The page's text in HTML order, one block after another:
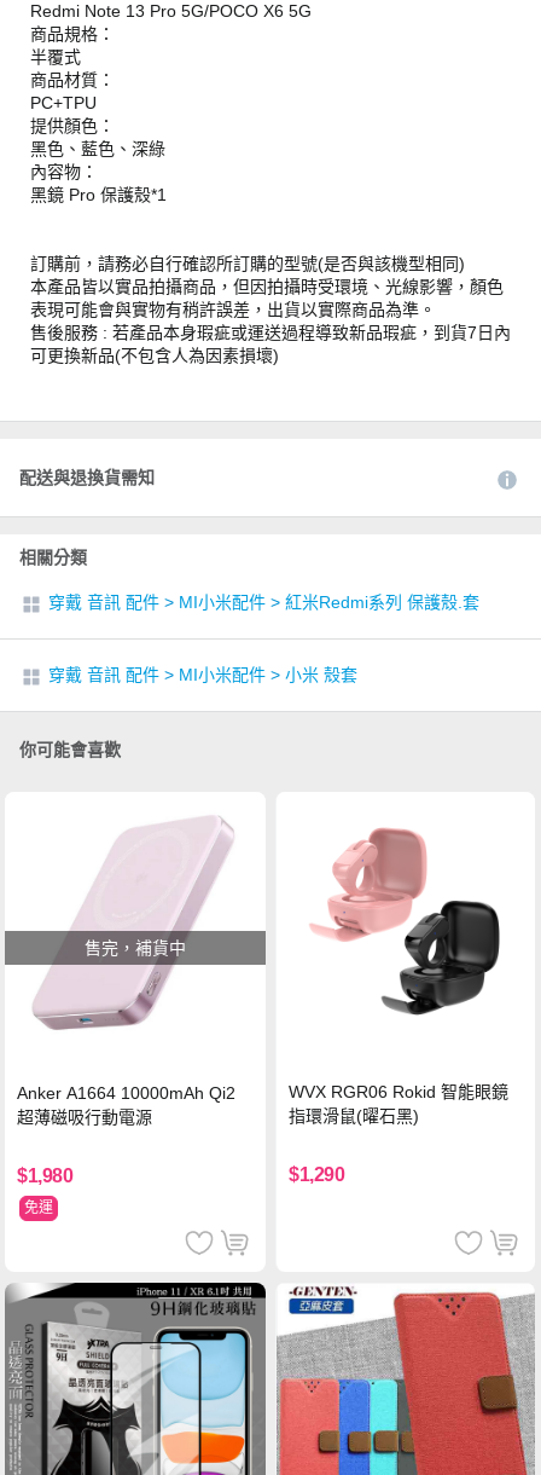
Redmi Note 13 Pro 5G/POCO X6 5G
商品規格：
半覆式
商品材質：
PC+TPU
提供顏色：
黑色、藍色、深綠
內容物：
黑鏡 Pro 保護殼*1
訂購前，請務必自行確認所訂購的型號(是否與該機型相同)
本產品皆以實品拍攝商品，但因拍攝時受環境、光線影響，顏色
表現可能會與實物有稍許誤差，出貨以實際商品為準。
售後服務 : 若產品本身瑕疵或運送過程導致新品瑕疵，到貨7日內
可更換新品(不包含人為因素損壞)
配送與退換貨需知
相關分類
穿戴 音訊 配件 > MI小米配件 > 紅米Redmi系列 保護殼.套
穿戴 音訊 配件 > MI小米配件 > 小米 殼套
你可能會喜歡
售完，補貨中
Anker A1664 10000mAh Qi2
超薄磁吸行動電源
$1,980
免運
WVX RGR06 Rokid 智能眼鏡
指環滑鼠(曜石黑)
$1,290